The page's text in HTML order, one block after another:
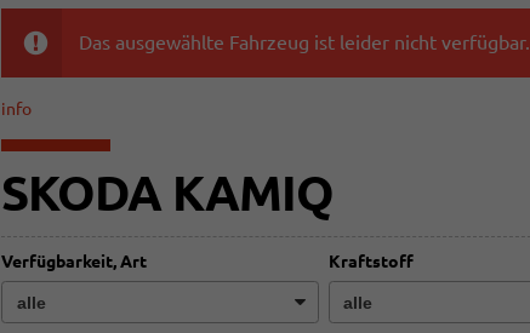
Das ausgewählte Fahrzeug ist leider nicht verfügbar.
info
SKODA KAMIQ
Verfügbarkeit, Art Kraftstoff